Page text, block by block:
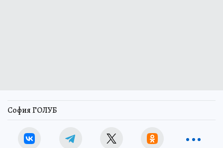
София ГОЛУБ